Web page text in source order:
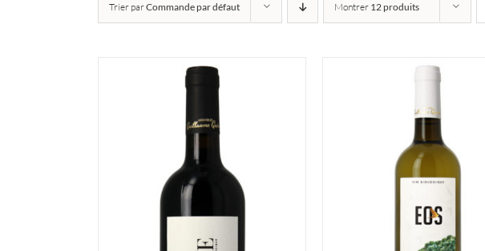
Trier parCommande par défaut Montrer 12 produits